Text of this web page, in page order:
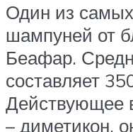
Один из
шампуней от
Беафар.
составляет
Действующее
– диметикон,